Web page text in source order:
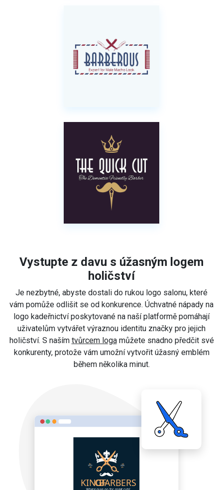
Vystupte z davu s úžasným logem
holičství
Je nezbytné, abyste dostali do rukou logo salonu, které
vám pomůže odlišit se od konkurence. Úchvatné nápady na
logo kadeřnictví poskytované na naší platformě pomáhají
uživatelům vytvářet výraznou identitu značky pro jejich
holičství. S naším tvůrcem logamůžete snadno předčit své
konkurenty, protože vám umožní vytvořit úžasný emblém
během několika minut.